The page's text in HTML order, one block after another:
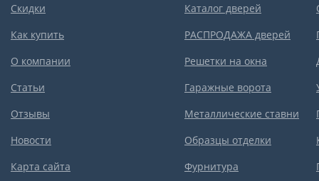
Скидки
Как купить
О компании
Статьи
Отзывы
Новости
Карта сайта
Каталог дверей
РАСПРОДАЖА дверей
Решетки на окна
Гаражные ворота
Металлические ставни
Образцы отделки
Фурнитура